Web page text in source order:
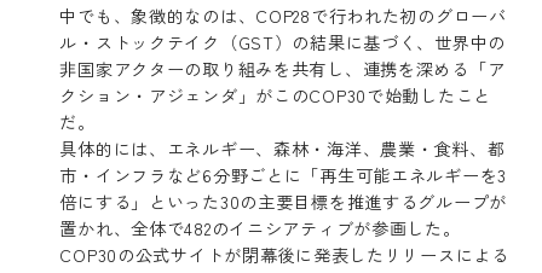
中でも、象徴的なのは、COP28で行われた初のグローバ
ル・ストックテイク（GST）の結果に基づく、世界中の
非国家アクターの取り組みを共有し、連携を深める「ア
クション・アジェンダ」がこのCOP30で始動したこと
だ。
具体的には、エネルギー、森林・海洋、農業・食料、都
市・インフラなど6分野ごとに「再生可能エネルギーを3
倍にする」といった30の主要目標を推進するグループが
置かれ、全体で482のイニシアティブが参画した。
COP30の公式サイトが閉幕後に発表したリリースによる